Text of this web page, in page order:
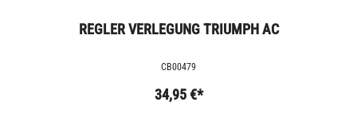
REGLER VERLEGUNG TRIUMPH AC
CB00479
34,95 €*